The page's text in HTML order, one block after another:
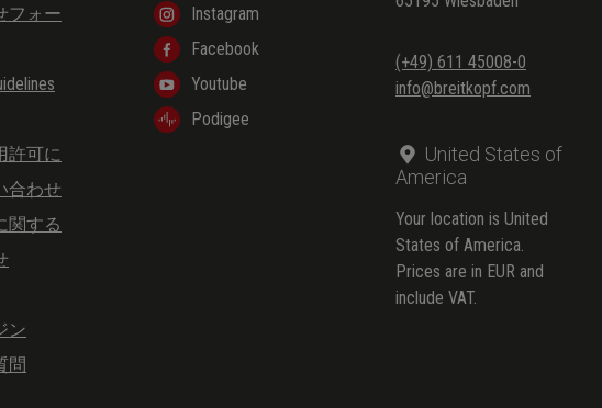
フォー
許可に
合わせ
関する
ン
問
Instagram
Facebook
Youtube
Podigee
(+49) 611 45008-0
info@breitkopf.com
United States of
America
Your location is United
States of America.
Prices are in EUR and
include VAT.